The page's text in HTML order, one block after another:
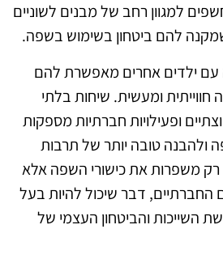
למגוון רחב של מבנים לשוניים
להם ביטחון בשימוש בשפה.
עם ילדים אחרים מאפשרת להם
ומעשית. שיחות בלתי
ופעילויות חברתיות מספקות
ולהבנה טובה יותר של תרבות
רק משפרות את כישורי השפה אלא
דבר שיכול להיות בעל
השייכות והביטחון העצמי של